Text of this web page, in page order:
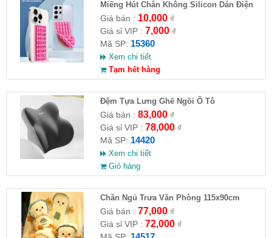
Miếng Hút Chân Không Silicon Dán Điện
Thoại
Giá bán : 10,000₫
Giá sỉ VIP : 7,000₫
Mã SP: 15360
Xem chi tiết
Tạm hết hàng
Đệm Tựa Lưng Ghế Ngồi Ô Tô
Giá bán : 83,000₫
Giá sỉ VIP : 78,000₫
Mã SP: 14420
Xem chi tiết
Giỏ hàng
Chăn Ngủ Trưa Văn Phòng 115x90cm
Giá bán : 77,000₫
Giá sỉ VIP : 72,000₫